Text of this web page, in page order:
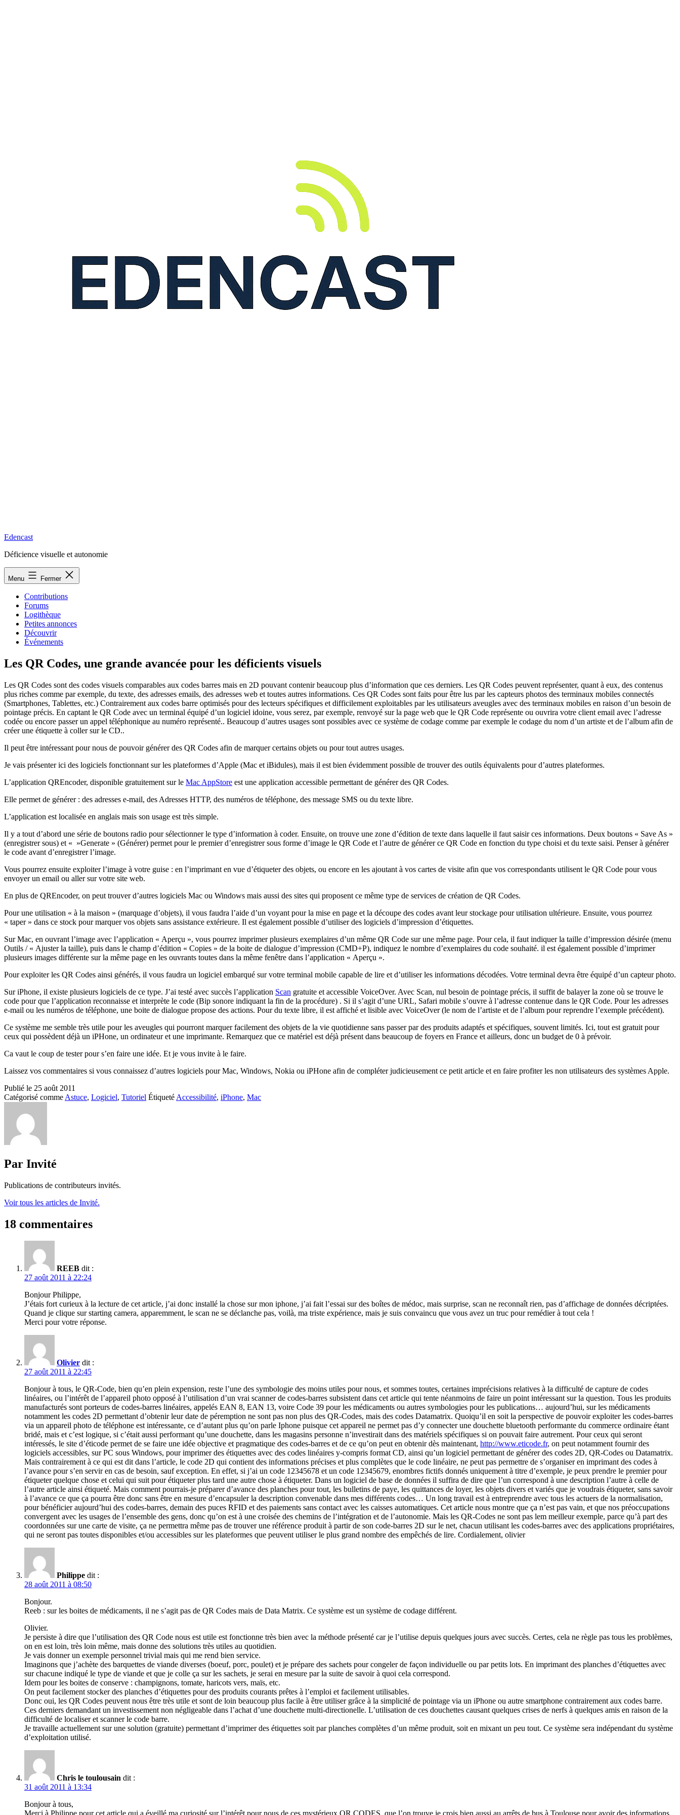
Edencast
Déficience visuelle et autonomie
Menu Fermer
Contributions
Forums
Logithèque
Petites annonces
Découvrir
Événements
Les QR Codes, une grande avancée pour les déficients visuels
Les QR Codes sont des codes visuels comparables aux codes barres mais en 2D pouvant contenir beaucoup plus d’information que ces derniers. Les QR Codes peuvent représenter, quant à eux, des contenus
plus riches comme par exemple, du texte, des adresses emails, des adresses web et toutes autres informations. Ces QR Codes sont faits pour être lus par les capteurs photos des terminaux mobiles connectés
(Smartphones, Tablettes, etc.) Contrairement aux codes barre optimisés pour des lecteurs spécifiques et difficilement exploitables par les utilisateurs aveugles avec des terminaux mobiles en raison d’un besoin de
pointage précis. En captant le QR Code avec un terminal équipé d’un logiciel idoine, vous serez, par exemple, renvoyé sur la page web que le QR Code représente ou ouvrira votre client email avec l’adresse
codée ou encore passer un appel téléphonique au numéro représenté.. Beaucoup d’autres usages sont possibles avec ce système de codage comme par exemple le codage du nom d’un artiste et de l’album afin de
créer une étiquette à coller sur le CD..
Il peut être intéressant pour nous de pouvoir générer des QR Codes afin de marquer certains objets ou pour tout autres usages.
Je vais présenter ici des logiciels fonctionnant sur les plateformes d’Apple (Mac et iBidules), mais il est bien évidemment possible de trouver des outils équivalents pour d’autres plateformes.
L’application QREncoder, disponible gratuitement sur le Mac AppStore est une application accessible permettant de générer des QR Codes.
Elle permet de générer : des adresses e-mail, des Adresses HTTP, des numéros de téléphone, des message SMS ou du texte libre.
L’application est localisée en anglais mais son usage est très simple.
Il y a tout d’abord une série de boutons radio pour sélectionner le type d’information à coder. Ensuite, on trouve une zone d’édition de texte dans laquelle il faut saisir ces informations. Deux boutons « Save As »
(enregistrer sous) et « »Generate » (Générer) permet pour le premier d’enregistrer sous forme d’image le QR Code et l’autre de générer ce QR Code en fonction du type choisi et du texte saisi. Penser à générer
le code avant d’enregistrer l’image.
Vous pourrez ensuite exploiter l’image à votre guise : en l’imprimant en vue d’étiqueter des objets, ou encore en les ajoutant à vos cartes de visite afin que vos correspondants utilisent le QR Code pour vous
envoyer un email ou aller sur votre site web.
En plus de QREncoder, on peut trouver d’autres logiciels Mac ou Windows mais aussi des sites qui proposent ce même type de services de création de QR Codes.
Pour une utilisation « à la maison » (marquage d’objets), il vous faudra l’aide d’un voyant pour la mise en page et la découpe des codes avant leur stockage pour utilisation ultérieure. Ensuite, vous pourrez
« taper » dans ce stock pour marquer vos objets sans assistance extérieure. Il est également possible d’utiliser des logiciels d’impression d’étiquettes.
Sur Mac, en ouvrant l’image avec l’application « Aperçu », vous pourrez imprimer plusieurs exemplaires d’un même QR Code sur une même page. Pour cela, il faut indiquer la taille d’impression désirée (menu
Outils / « Ajuster la taille), puis dans le champ d’édition « Copies » de la boite de dialogue d’impression (CMD+P), indiquez le nombre d’exemplaires du code souhaité. il est également possible d’imprimer
plusieurs images différente sur la même page en les ouvrants toutes dans la même fenêtre dans l’application « Aperçu ».
Pour exploiter les QR Codes ainsi générés, il vous faudra un logiciel embarqué sur votre terminal mobile capable de lire et d’utiliser les informations décodées. Votre terminal devra être équipé d’un capteur photo.
Sur iPhone, il existe plusieurs logiciels de ce type. J’ai testé avec succès l’application Scan gratuite et accessible VoiceOver. Avec Scan, nul besoin de pointage précis, il suffit de balayer la zone où se trouve le
code pour que l’application reconnaisse et interprète le code (Bip sonore indiquant la fin de la procédure) . Si il s’agit d’une URL, Safari mobile s’ouvre à l’adresse contenue dans le QR Code. Pour les adresses
e-mail ou les numéros de téléphone, une boite de dialogue propose des actions. Pour du texte libre, il est affiché et lisible avec VoiceOver (le nom de l’artiste et de l’album pour reprendre l’exemple précédent).
Ce système me semble très utile pour les aveugles qui pourront marquer facilement des objets de la vie quotidienne sans passer par des produits adaptés et spécifiques, souvent limités. Ici, tout est gratuit pour
ceux qui possèdent déjà un iPHone, un ordinateur et une imprimante. Remarquez que ce matériel est déjà présent dans beaucoup de foyers en France et ailleurs, donc un budget de 0 à prévoir.
Ca vaut le coup de tester pour s’en faire une idée. Et je vous invite à le faire.
Laissez vos commentaires si vous connaissez d’autres logiciels pour Mac, Windows, Nokia ou iPHone afin de compléter judicieusement ce petit article et en faire profiter les non utilisateurs des systèmes Apple.
Publié le 25 août 2011
Catégorisé comme Astuce, Logiciel, Tutoriel Étiqueté Accessibilité, iPhone, Mac
Par Invité
Publications de contributeurs invités.
Voir tous les articles de Invité.
18 commentaires
REEB dit :
27 août 2011 à 22:24
Bonjour Philippe,
J’étais fort curieux à la lecture de cet article, j’ai donc installé la chose sur mon iphone, j’ai fait l’essai sur des boîtes de médoc, mais surprise, scan ne reconnaît rien, pas d’affichage de données décriptées.
Quand je clique sur starting camera, apparemment, le scan ne se déclanche pas, voilà, ma triste expérience, mais je suis convaincu que vous avez un truc pour remédier à tout cela !
Merci pour votre réponse.
Olivier dit :
27 août 2011 à 22:45
Bonjour à tous, le QR-Code, bien qu’en plein expension, reste l’une des symbologie des moins utiles pour nous, et sommes toutes, certaines imprécisions relatives à la difficulté de capture de codes
linéaires, ou l’intérêt de l’appareil photo opposé à l’utilisation d’un vrai scanner de codes-barres subsistent dans cet article qui tente néanmoins de faire un point intéressant sur la question. Tous les produits
manufacturés sont porteurs de codes-barres linéaires, appelés EAN 8, EAN 13, voire Code 39 pour les médicaments ou autres symbologies pour les publications… aujourd’hui, sur les médicaments
notamment les codes 2D permettant d’obtenir leur date de péremption ne sont pas non plus des QR-Codes, mais des codes Datamatrix. Quoiqu’il en soit la perspective de pouvoir exploiter les codes-barres
via un appareil photo de téléphone est intéressante, ce d’autant plus qu’on parle Iphone puisque cet appareil ne permet pas d’y connecter une douchette bluetooth performante du commerce ordinaire étant
bridé, mais et c’est logique, si c’était aussi performant qu’une douchette, dans les magasins personne n’investirait dans des matériels spécifiques si on pouvait faire autrement. Pour ceux qui seront
intéressés, le site d’éticode permet de se faire une idée objective et pragmatique des codes-barres et de ce qu’on peut en obtenir dès maintenant, http://www.eticode.fr, on peut notamment fournir des
logiciels accessibles, sur PC sous Windows, pour imprimer des étiquettes avec des codes linéaires y-compris format CD, ainsi qu’un logiciel permettant de générer des codes 2D, QR-Codes ou Datamatrix.
Mais contrairement à ce qui est dit dans l’article, le code 2D qui contient des informations précises et plus complètes que le code linéaire, ne peut pas permettre de s’organiser en imprimant des codes à
l’avance pour s’en servir en cas de besoin, sauf exception. En effet, si j’ai un code 12345678 et un code 12345679, enombres fictifs donnés uniquement à titre d’exemple, je peux prendre le premier pour
étiqueter quelque chose et celui qui suit pour étiqueter plus tard une autre chose à étiqueter. Dans un logiciel de base de données il suffira de dire que l’un correspond à une description l’autre à celle de
l’autre article ainsi étiqueté. Mais comment pourrais-je préparer d’avance des planches pour tout, les bulletins de paye, les quittances de loyer, les objets divers et variés que je voudrais étiqueter, sans savoir
à l’avance ce que ça pourra être donc sans être en mesure d’encapsuler la description convenable dans mes différents codes… Un long travail est à entreprendre avec tous les actuers de la normalisation,
pour bénéficier aujourd’hui des codes-barres, demain des puces RFID et des paiements sans contact avec les caisses automatiques. Cet article nous montre que ça n’est pas vain, et que nos préoccupations
convergent avec les usages de l’ensemble des gens, donc qu’on est à une croisée des chemins de l’intégration et de l’autonomie. Mais les QR-Codes ne sont pas lem meilleur exemple, parce qu’à part des
coordonnées sur une carte de visite, ça ne permettra même pas de trouver une référence produit à partir de son code-barres 2D sur le net, chacun utilisant les codes-barres avec des applications propriétaires,
qui ne seront pas toutes disponibles et/ou accessibles sur les plateformes que peuvent utiliser le plus grand nombre des empêchés de lire. Cordialement, olivier
Philippe dit :
28 août 2011 à 08:50
Bonjour.
Reeb : sur les boites de médicaments, il ne s’agit pas de QR Codes mais de Data Matrix. Ce système est un système de codage différent.
Olivier.
Je persiste à dire que l’utilisation des QR Code nous est utile est fonctionne très bien avec la méthode présenté car je l’utilise depuis quelques jours avec succès. Certes, cela ne règle pas tous les problèmes,
on en est loin, très loin même, mais donne des solutions très utiles au quotidien.
Je vais donner un exemple personnel trivial mais qui me rend bien service.
Imaginons que j’achète des barquettes de viande diverses (boeuf, porc, poulet) et je prépare des sachets pour congeler de façon individuelle ou par petits lots. En imprimant des planches d’étiquettes avec
sur chacune indiqué le type de viande et que je colle ça sur les sachets, je serai en mesure par la suite de savoir à quoi cela correspond.
Idem pour les boites de conserve : champignons, tomate, haricots vers, maïs, etc.
On peut facilement stocker des planches d’étiquettes pour des produits courants prêtes à l’emploi et facilement utilisables.
Donc oui, les QR Codes peuvent nous être très utile et sont de loin beaucoup plus facile à être utiliser grâce à la simplicité de pointage via un iPhone ou autre smartphone contrairement aux codes barre.
Ces derniers demandant un investissement non négligeable dans l’achat d’une douchette multi-directionelle. L’utilisation de ces douchettes causant quelques crises de nerfs à quelques amis en raison de la
difficulté de localiser et scanner le code barre.
Je travaille actuellement sur une solution (gratuite) permettant d’imprimer des étiquettes soit par planches complètes d’un même produit, soit en mixant un peu tout. Ce système sera indépendant du système
d’exploitation utilisé.
Chris le toulousain dit :
31 août 2011 à 13:34
Bonjour à tous,